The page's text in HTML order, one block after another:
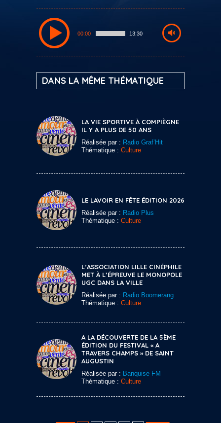
00:00 13:30
DANS LA MÊME THÉMATIQUE
LA VIE SPORTIVE À COMPIÈGNE
IL Y A PLUS DE 50 ANS
Réalisée par : Radio Graf’Hit
Thématique : Culture
LE LAVOIR EN FÊTE ÉDITION 2026
Réalisée par : Radio Plus
Thématique : Culture
L’ASSOCIATION LILLE CINÉPHILE
MET À L’ÉPREUVE LE MONOPOLE
UGC DANS LA VILLE
Réalisée par : Radio Boomerang
Thématique : Culture
A LA DÉCOUVERTE DE LA 5ÈME
ÉDITION DU FESTIVAL « A
TRAVERS CHAMPS » DE SAINT
AUGUSTIN
Réalisée par : Banquise FM
Thématique : Culture